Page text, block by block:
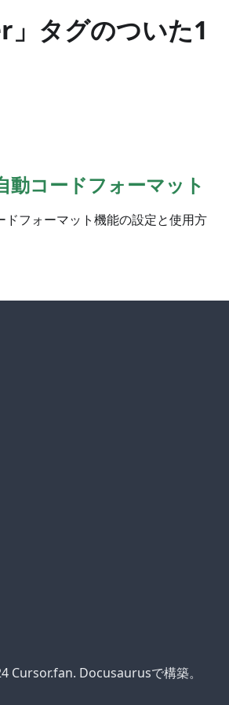
」タグのついた1
コードフォーマット
フォーマット機能の設定と使用方
Cursor.fan. Docusaurusで構築。